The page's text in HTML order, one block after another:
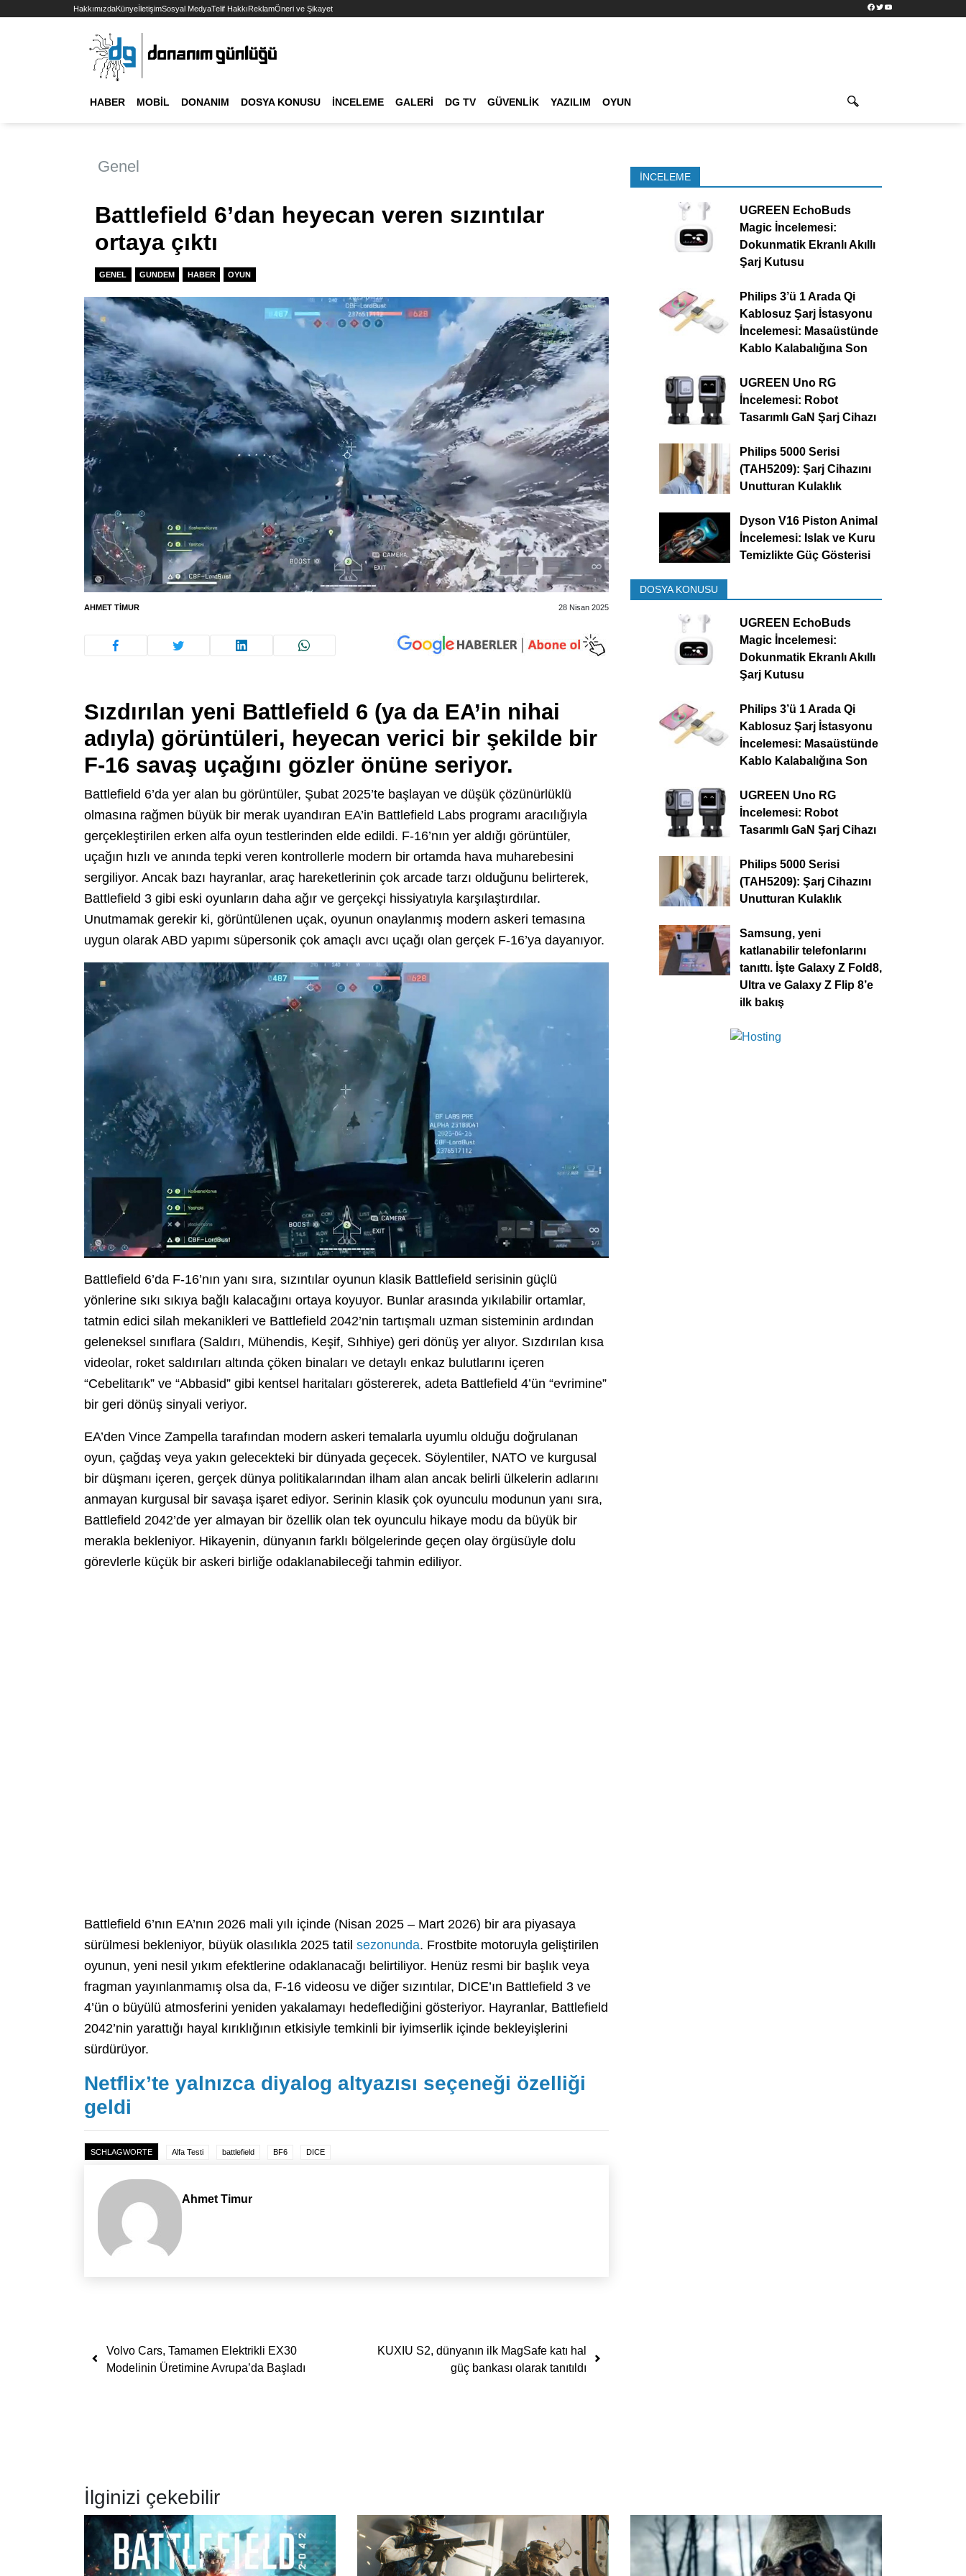
HakkımızdaKünyeİletişimSosyal MedyaTelif HakkıReklamÖneri ve Şikayet Facebook
TwitterYouTube
HABER MOBIL DONANIM DOSYA KONUSU İNCELEME GALERI DG TV GÜVENLIK YAZILIM OYUN
Genel
Battlefield 6’dan heyecan veren sızıntılar
ortaya çıktı
GENEL GUNDEM HABER OYUN
AHMET TIMUR 28 Nisan 2025
Sızdırılan yeni Battlefield 6 (ya da EA’in nihai
adıyla) görüntüleri, heyecan verici bir şekilde bir
F-16 savaş uçağını gözler önüne seriyor.
Battlefield 6’da yer alan bu görüntüler, Şubat 2025’te başlayan ve düşük çözünürlüklü
olmasına rağmen büyük bir merak uyandıran EA’in Battlefield Labs programı aracılığıyla
gerçekleştirilen erken alfa oyun testlerinden elde edildi. F-16’nın yer aldığı görüntüler,
uçağın hızlı ve anında tepki veren kontrollerle modern bir ortamda hava muharebesini
sergiliyor. Ancak bazı hayranlar, araç hareketlerinin çok arcade tarzı olduğunu belirterek,
Battlefield 3 gibi eski oyunların daha ağır ve gerçekçi hissiyatıyla karşılaştırdılar.
Unutmamak gerekir ki, görüntülenen uçak, oyunun onaylanmış modern askeri temasına
uygun olarak ABD yapımı süpersonik çok amaçlı avcı uçağı olan gerçek F-16’ya dayanıyor.
Battlefield 6’da F-16’nın yanı sıra, sızıntılar oyunun klasik Battlefield serisinin güçlü
yönlerine sıkı sıkıya bağlı kalacağını ortaya koyuyor. Bunlar arasında yıkılabilir ortamlar,
tatmin edici silah mekanikleri ve Battlefield 2042’nin tartışmalı uzman sisteminin ardından
geleneksel sınıflara (Saldırı, Mühendis, Keşif, Sıhhiye) geri dönüş yer alıyor. Sızdırılan kısa
videolar, roket saldırıları altında çöken binaları ve detaylı enkaz bulutlarını içeren
“Cebelitarık” ve “Abbasid” gibi kentsel haritaları göstererek, adeta Battlefield 4’ün “evrimine”
bir geri dönüş sinyali veriyor.
EA’den Vince Zampella tarafından modern askeri temalarla uyumlu olduğu doğrulanan
oyun, çağdaş veya yakın gelecekteki bir dünyada geçecek. Söylentiler, NATO ve kurgusal
bir düşmanı içeren, gerçek dünya politikalarından ilham alan ancak belirli ülkelerin adlarını
anmayan kurgusal bir savaşa işaret ediyor. Serinin klasik çok oyunculu modunun yanı sıra,
Battlefield 2042’de yer almayan bir özellik olan tek oyunculu hikaye modu da büyük bir
merakla bekleniyor. Hikayenin, dünyanın farklı bölgelerinde geçen olay örgüsüyle dolu
görevlerle küçük bir askeri birliğe odaklanabileceği tahmin ediliyor.
Battlefield 6’nın EA’nın 2026 mali yılı içinde (Nisan 2025 – Mart 2026) bir ara piyasaya
sürülmesi bekleniyor, büyük olasılıkla 2025 tatil sezonunda. Frostbite motoruyla geliştirilen
oyunun, yeni nesil yıkım efektlerine odaklanacağı belirtiliyor. Henüz resmi bir başlık veya
fragman yayınlanmamış olsa da, F-16 videosu ve diğer sızıntılar, DICE’ın Battlefield 3 ve
4’ün o büyülü atmosferini yeniden yakalamayı hedeflediğini gösteriyor. Hayranlar, Battlefield
2042’nin yarattığı hayal kırıklığının etkisiyle temkinli bir iyimserlik içinde bekleyişlerini
sürdürüyor.
Netflix’te yalnızca diyalog altyazısı seçeneği özelliği
geldi
SCHLAGWORTE Alfa Testi battlefield BF6 DICE
Ahmet Timur
Yazı dolaşımı
Volvo Cars, Tamamen Elektrikli EX30
Modelinin Üretimine Avrupa’da Başladı
KUXIU S2, dünyanın ilk MagSafe katı hal
güç bankası olarak tanıtıldı
İNCELEME
UGREEN EchoBuds
Magic İncelemesi:
Dokunmatik Ekranlı Akıllı
Şarj Kutusu
Philips 3’ü 1 Arada Qi
Kablosuz Şarj İstasyonu
İncelemesi: Masaüstünde
Kablo Kalabalığına Son
UGREEN Uno RG
İncelemesi: Robot
Tasarımlı GaN Şarj Cihazı
Philips 5000 Serisi
(TAH5209): Şarj Cihazını
Unutturan Kulaklık
Dyson V16 Piston Animal
İncelemesi: Islak ve Kuru
Temizlikte Güç Gösterisi
DOSYA KONUSU
UGREEN EchoBuds
Magic İncelemesi:
Dokunmatik Ekranlı Akıllı
Şarj Kutusu
Philips 3’ü 1 Arada Qi
Kablosuz Şarj İstasyonu
İncelemesi: Masaüstünde
Kablo Kalabalığına Son
UGREEN Uno RG
İncelemesi: Robot
Tasarımlı GaN Şarj Cihazı
Philips 5000 Serisi
(TAH5209): Şarj Cihazını
Unutturan Kulaklık
Samsung, yeni
katlanabilir telefonlarını
tanıttı. İşte Galaxy Z Fold8,
Ultra ve Galaxy Z Flip 8’e
ilk bakış
İlginizi çekebilir